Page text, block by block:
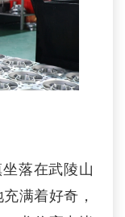
落在武陵山
满着好奇，